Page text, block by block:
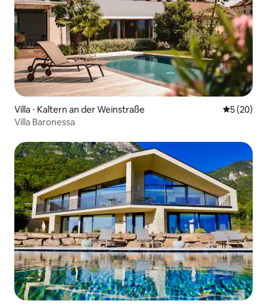
Villa ⋅ Kaltern an der Weinstraße
5 (20)
Villa Baronessa